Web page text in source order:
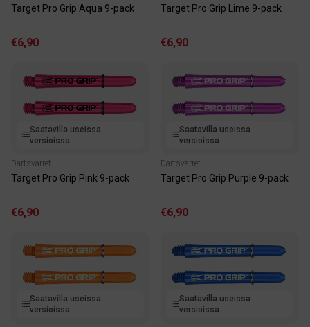
Target Pro Grip Aqua 9-pack
€6,90
Target Pro Grip Lime 9-pack
€6,90
Saatavilla useissa
versioissa
Dartsvarret
Target Pro Grip Pink 9-pack
€6,90
Saatavilla useissa
versioissa
Dartsvarret
Target Pro Grip Purple 9-pack
€6,90
Saatavilla useissa
versioissa
Saatavilla useissa
versioissa